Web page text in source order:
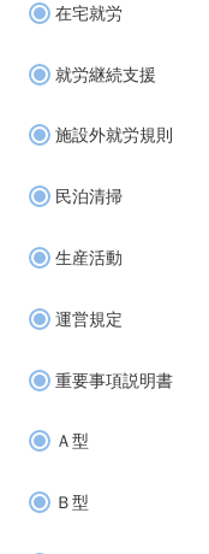
在宅就労
就労継続支援
施設外就労規則
民泊清掃
生産活動
運営規定
重要事項説明書
Ａ型
Ｂ型